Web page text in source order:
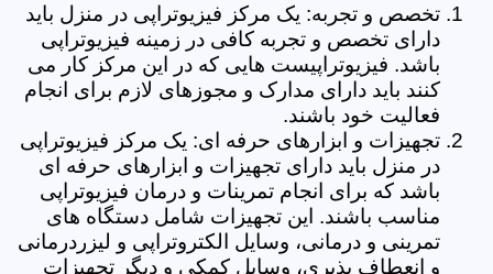
تخصص و تجربه: یک مرکز فیزیوتراپی در منزل باید
دارای تخصص و تجربه کافی در زمینه فیزیوتراپی
باشد. فیزیوتراپیست هایی که در این مرکز کار می
کنند باید دارای مدارک و مجوزهای لازم برای انجام
فعالیت خود باشند.
تجهیزات و ابزارهای حرفه ای: یک مرکز فیزیوتراپی
در منزل باید دارای تجهیزات و ابزارهای حرفه ای
باشد که برای انجام تمرینات و درمان فیزیوتراپی
مناسب باشند. این تجهیزات شامل دستگاه های
تمرینی و درمانی، وسایل الکتروتراپی و لیزردرمانی
و انعطاف پذیری، وسایل کمکی و دیگر تجهیزات